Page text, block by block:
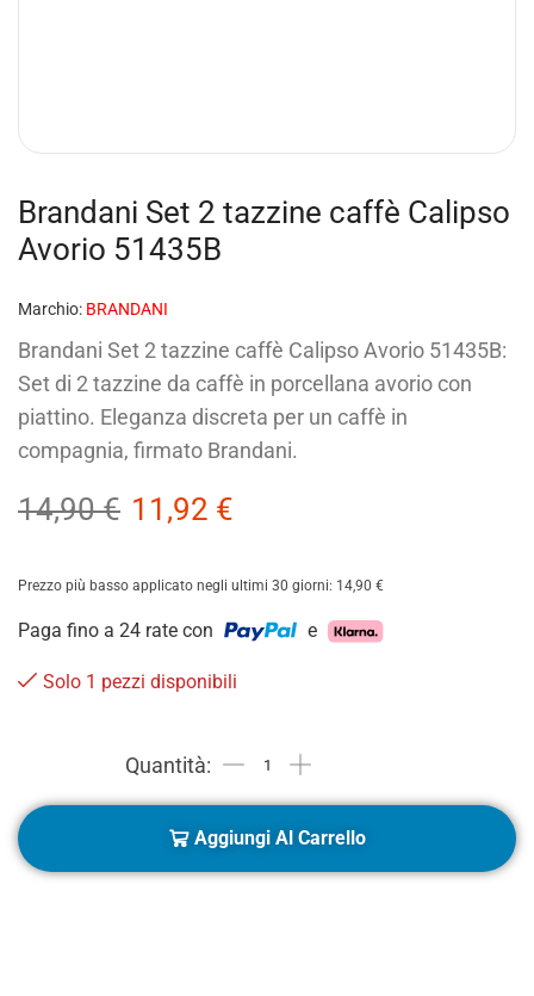
Brandani Set 2 tazzine caffè Calipso
Avorio 51435B
Marchio: BRANDANI
Brandani Set 2 tazzine caffè Calipso Avorio 51435B:
Set di 2 tazzine da caffè in porcellana avorio con
piattino. Eleganza discreta per un caffè in
compagnia, firmato Brandani.
14,90€ 11,92 €
Prezzo più basso applicato negli ultimi 30 giorni: 14,90 €
Paga fino a 24 rate con e
Solo 1 pezzi disponibili
Aggiungi Al Carrello